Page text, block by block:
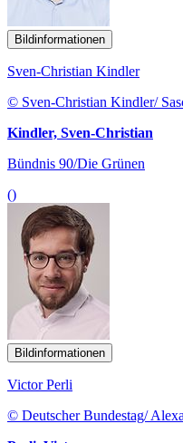
Bildinformationen
Sven-Christian Kindler
© Sven-Christian Kindler/
Kindler, Sven-Christian
Bündnis 90/Die Grünen
()
Bildinformationen
Victor Perli
© Deutscher Bundestag/